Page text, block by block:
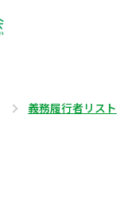
義務履行者リスト